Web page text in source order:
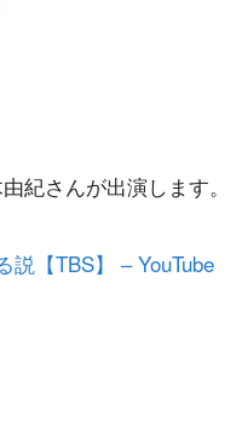
紀さんが出演します。
説【TBS】 – YouTube